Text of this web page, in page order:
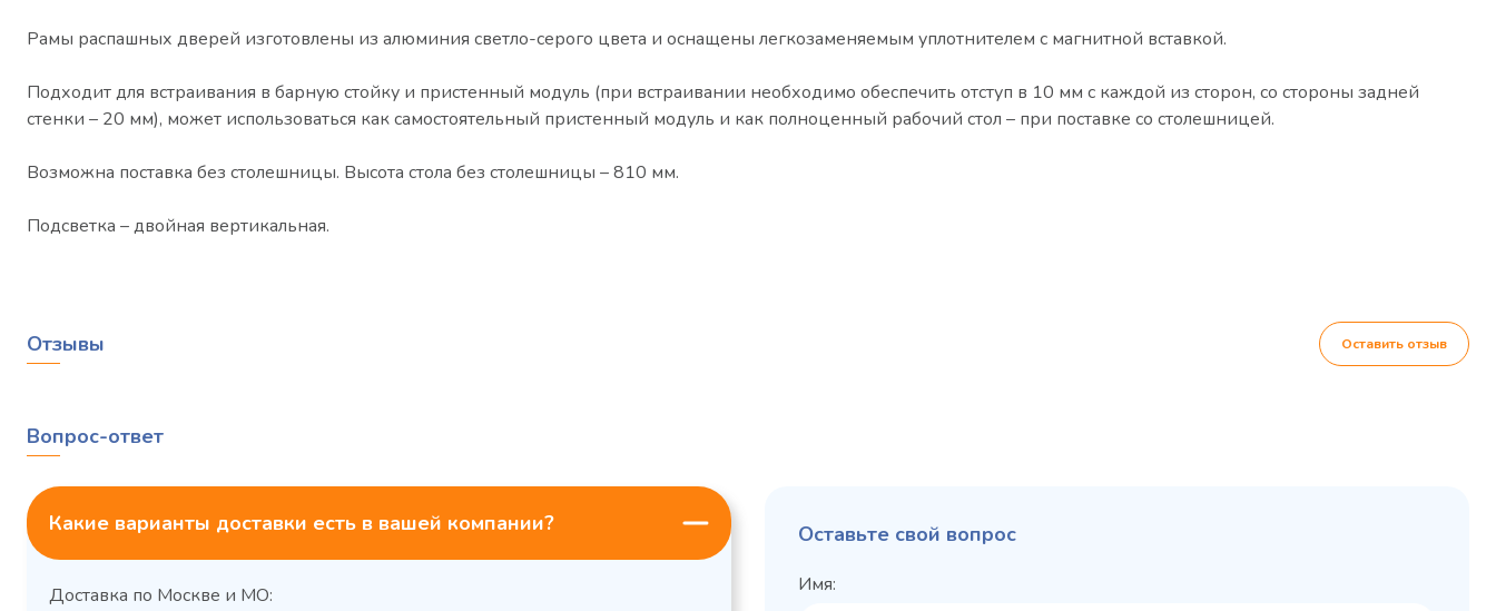
Рамы распашных дверей изготовлены из алюминия светло-серого цвета и оснащены легкозаменяемым уплотнителем с магнитной вставкой.
Подходит для встраивания в барную стойку и пристенный модуль (при встраивании необходимо обеспечить отступ в 10 мм с каждой из сторон, со стороны задней
стенки – 20 мм), может использоваться как самостоятельный пристенный модуль и как полноценный рабочий стол – при поставке со столешницей.
Возможна поставка без столешницы. Высота стола без столешницы – 810 мм.
Подсветка – двойная вертикальная.
Отзывы Оставить отзыв
Вопрос-ответ
Какие варианты доставки есть в вашей компании?
Доставка по Москве и МО:
Оставьте свой вопрос
Имя: